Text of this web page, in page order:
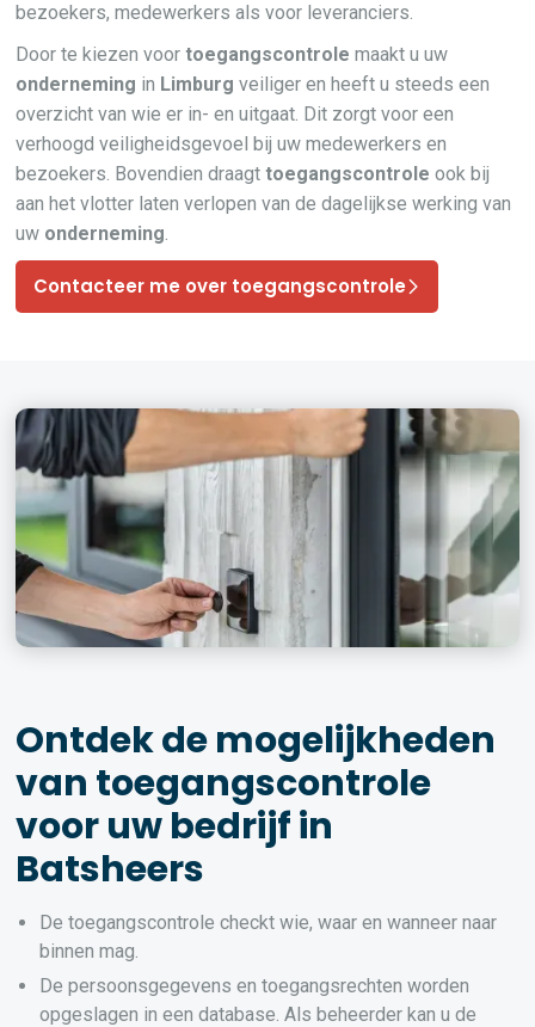
bezoekers, medewerkers als voor leveranciers.
Door te kiezen voortoegangscontrole maakt u uw
onderneming in Limburg veiliger en heeft u steeds een
overzicht van wie er in- en uitgaat. Dit zorgt voor een
verhoogd veiligheidsgevoel bij uw medewerkers en
bezoekers. Bovendien draagttoegangscontrole ook bij
aan het vlotter laten verlopen van de dagelijkse werking van
uw onderneming.
Contacteer me over toegangscontrole
Ontdek de mogelijkheden
van toegangscontrole
voor uw bedrijf in
Batsheers
De toegangscontrole checkt wie, waar en wanneer naar
binnen mag.
De persoonsgegevens en toegangsrechten worden
opgeslagen in een database. Als beheerder kan u de